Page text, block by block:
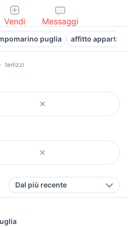
Vendi Messaggi
puglia affitto
terlizzi
Dal più recente